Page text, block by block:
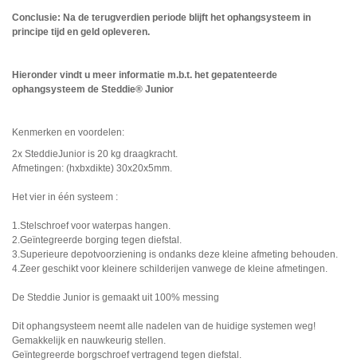
Conclusie: Na de terugverdien periode blijft het ophangsysteem in
principe tijd en geld opleveren.
Hieronder vindt u meer informatie m.b.t. het gepatenteerde
ophangsysteem de Steddie® Junior
Kenmerken en voordelen:
2x SteddieJunior is 20 kg draagkracht.
Afmetingen: (hxbxdikte) 30x20x5mm.
Het vier in één systeem :
1.Stelschroef voor waterpas hangen.
2.Geïntegreerde borging tegen diefstal.
3.Superieure depotvoorziening is ondanks deze kleine afmeting behouden.
4.Zeer geschikt voor kleinere schilderijen vanwege de kleine afmetingen.
De Steddie Junior is gemaakt uit 100% messing
Dit ophangsysteem neemt alle nadelen van de huidige systemen weg!
Gemakkelijk en nauwkeurig stellen.
Geïntegreerde borgschroef vertragend tegen diefstal.